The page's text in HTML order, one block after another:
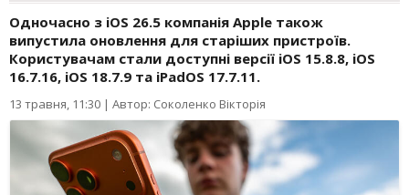
Одночасно з iOS 26.5 компанія Apple також
випустила оновлення для старіших пристроїв.
Користувачам стали доступні версії iOS 15.8.8, iOS
16.7.16, iOS 18.7.9 та iPadOS 17.7.11.
13 травня, 11:30 | Автор: Соколенко Вікторія